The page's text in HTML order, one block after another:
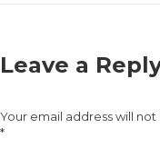
Leave a
Your email address will
*